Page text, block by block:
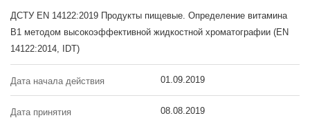
ДСТУ EN 14122:2019 Продукты пищевые. Определение витамина
В1 методом высокоэффективной жидкостной хроматографии (EN
14122:2014, IDT)
Дата начала действия 01.09.2019
Дата принятия 08.08.2019